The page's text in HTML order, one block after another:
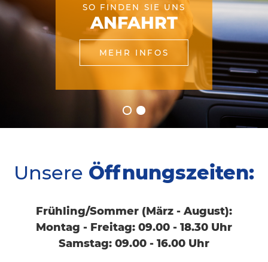
SO FINDEN SIE UNS
ANFAHRT
MEHR INFOS
Unsere Öffnungszeiten:
Frühling/Sommer (März - August):
Montag - Freitag: 09.00 - 18.30 Uhr
Samstag: 09.00 - 16.00 Uhr